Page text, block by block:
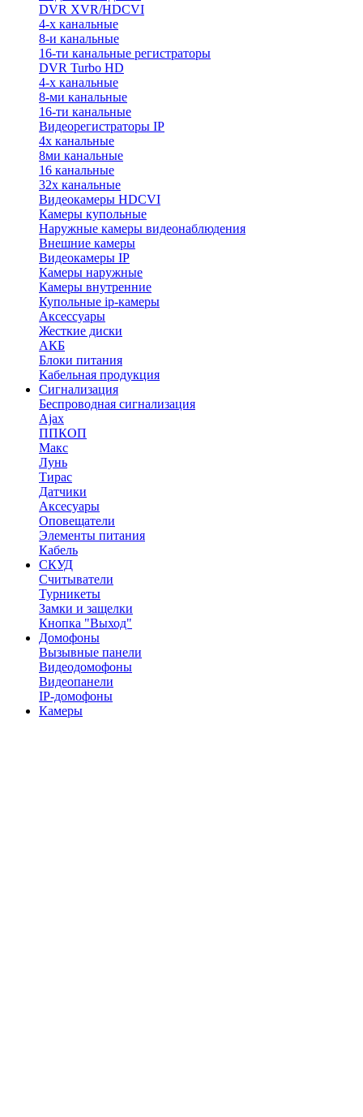
DVR XVR/HDCVI
4-x канальные
8-и канальные
16-ти канальные регистраторы
DVR Turbo HD
4-х канальные
8-ми канальные
16-ти канальные
Видеорегистраторы IP
4х канальные
8ми канальные
16 канальные
32x канальные
Видеокамеры HDCVI
Камеры купольные
Наружные камеры видеонаблюдения
Внешние камеры
Видеокамеры IP
Камеры наружные
Камеры внутренние
Купольные ip-камеры
Аксессуары
Жесткие диски
АКБ
Блоки питания
Кабельная продукция
Сигнализация
Беспроводная сигнализация
Ajax
ППКОП
Макс
Лунь
Тирас
Датчики
Аксесуары
Оповещатели
Элементы питания
Кабель
СКУД
Считыватели
Турникеты
Замки и защелки
Кнопка "Выход"
Домофоны
Вызывные панели
Видеодомофоны
Видеопанели
IP-домофоны
Камеры